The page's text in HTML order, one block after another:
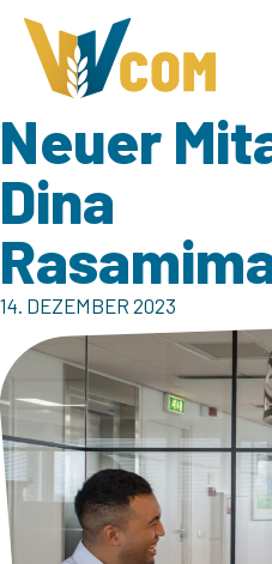
Neuer
Dina
14. DEZEMBER 2023